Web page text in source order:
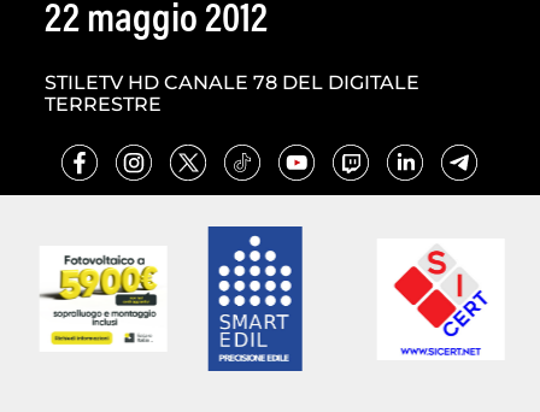
22 maggio 2012
STILETV HD CANALE 78 DEL DIGITALE
TERRESTRE